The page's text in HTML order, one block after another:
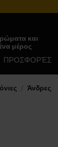
και
μέρος
ΠΡΟΣΦΟΡΈΣ
Άνδρες